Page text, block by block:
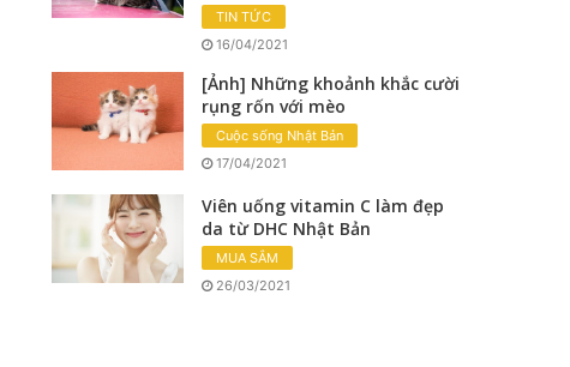
TIN TỨC
16/04/2021
[Ảnh] Những khoảnh khắc cười
rụng rốn với mèo
Cuộc sống Nhật Bản
17/04/2021
Viên uống vitamin C làm đẹp
da từ DHC Nhật Bản
MUA SẮM
26/03/2021